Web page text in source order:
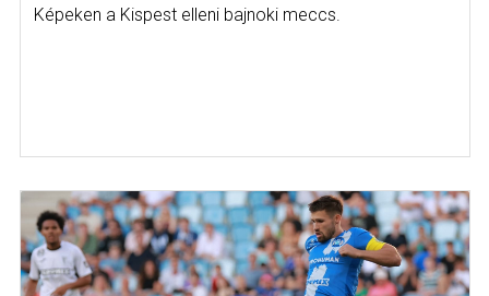
Képeken a Kispest elleni bajnoki meccs.